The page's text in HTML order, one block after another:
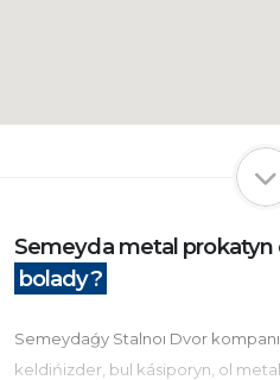
Semeyda metal prokatyn
bolady?
Semeydaǵy Stalnoı Dvor
keldińizder, bul kásiporyn, ol